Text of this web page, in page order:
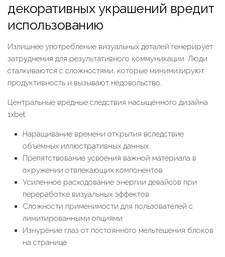
декоративных украшений вредит
использованию
Излишнее употребление визуальных деталей генерирует
затруднения для результативного коммуникации. Люди
сталкиваются с сложностями, которые минимизируют
продуктивность и вызывают недовольство.
Центральные вредные следствия насыщенного дизайна
1xbet:
Наращивание времени открытия вследствие
объемных иллюстративных данных
Препятствование усвоения важной материала в
окружении отвлекающих компонентов
Усиленное расходование энергии девайсов при
переработке визуальных эффектов
Сложности применимости для пользователей с
лимитированными опциями
Изнурение глаз от постоянного мельтешения блоков
на странице